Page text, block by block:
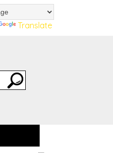
Translate